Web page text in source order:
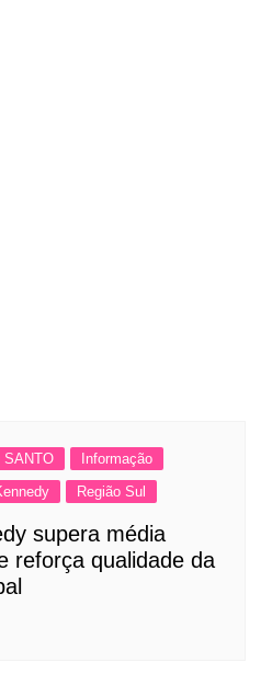
SANTO
Informação
Região Sul
supera média
reforça qualidade da